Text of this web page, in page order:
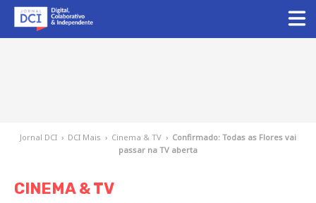
Jornal DCI › DCI Mais › Cinema & TV › Confirmado: Todas as Flores vai
passar na TV aberta
CINEMA & TV